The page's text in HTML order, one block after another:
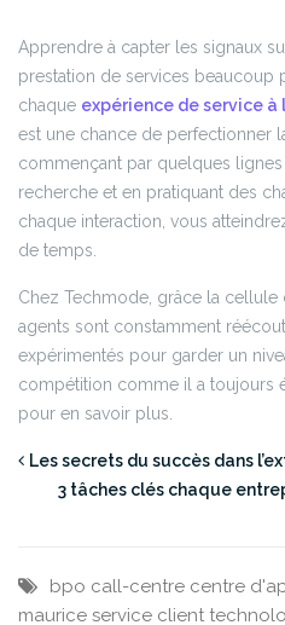
Apprendre à capter les signaux
prestation de services beaucoup
chaque expérience de service
est une chance de perfectionner
commençant par quelques
recherche et en pratiquant des
chaque interaction, vous
de temps.
Chez Techmode, grâce la
agents sont constamment
expérimentés pour garder un
compétition comme il a toujours
pour en savoir plus.
Les secrets du succès dans
3 tâches clés chaque
bpo call-centre centre
maurice service client